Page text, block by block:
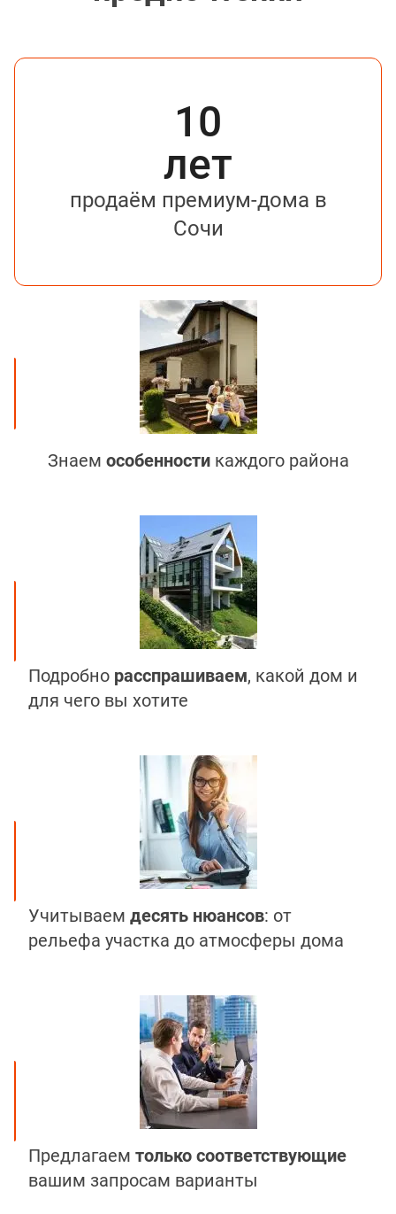
10
лет
продаём премиум-дома в
Сочи
Знаем особенностикаждого района
Подробно расспрашиваем, какой дом и
для чего вы хотите
Учитываем десять нюансов: от
рельефа участка до атмосферы дома
Предлагаем только соответствующие
вашим запросам варианты